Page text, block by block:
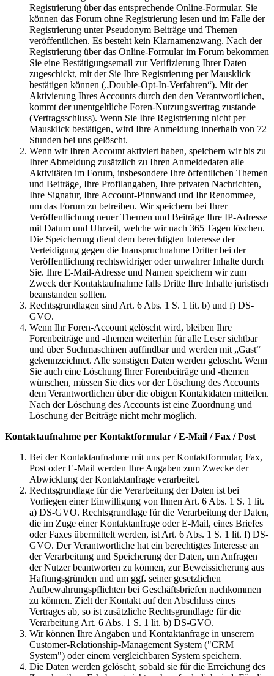
Registrierung über das entsprechende Online-Formular. Sie
können das Forum ohne Registrierung lesen und im Falle der
Registrierung unter Pseudonym Beiträge und Themen
veröffentlichen. Es besteht kein Klarnamenzwang. Nach der
Registrierung über das Online-Formular im Forum bekommen
Sie eine Bestätigungsemail zur Verifizierung Ihrer Daten
zugeschickt, mit der Sie Ihre Registrierung per Mausklick
bestätigen können („Double-Opt-In-Verfahren“). Mit der
Aktivierung Ihres Accounts durch den den Verantwortlichen,
kommt der unentgeltliche Foren-Nutzungsvertrag zustande
(Vertragsschluss). Wenn Sie Ihre Registrierung nicht per
Mausklick bestätigen, wird Ihre Anmeldung innerhalb von 72
Stunden bei uns gelöscht.
Wenn wir Ihren Account aktiviert haben, speichern wir bis zu
Ihrer Abmeldung zusätzlich zu Ihren Anmeldedaten alle
Aktivitäten im Forum, insbesondere Ihre öffentlichen Themen
und Beiträge, Ihre Profilangaben, Ihre privaten Nachrichten,
Ihre Signatur, Ihre Account-Pinnwand und Ihr Renommee,
um das Forum zu betreiben. Wir speichern bei Ihrer
Veröffentlichung neuer Themen und Beiträge Ihre IP-Adresse
mit Datum und Uhrzeit, welche wir nach 365 Tagen löschen.
Die Speicherung dient dem berechtigten Interesse der
Verteidigung gegen die Inanspruchnahme Dritter bei der
Veröffentlichung rechtswidriger oder unwahrer Inhalte durch
Sie. Ihre E-Mail-Adresse und Namen speichern wir zum
Zweck der Kontaktaufnahme falls Dritte Ihre Inhalte juristisch
beanstanden sollten.
Rechtsgrundlagen sind Art. 6 Abs. 1 S. 1 lit. b) und f) DS-
GVO.
Wenn Ihr Foren-Account gelöscht wird, bleiben Ihre
Forenbeiträge und -themen weiterhin für alle Leser sichtbar
und über Suchmaschinen auffindbar und werden mit „Gast“
gekennzeichnet. Alle sonstigen Daten werden gelöscht. Wenn
Sie auch eine Löschung Ihrer Forenbeiträge und -themen
wünschen, müssen Sie dies vor der Löschung des Accounts
dem Verantwortlichen über die obigen Kontaktdaten mitteilen.
Nach der Löschung des Accounts ist eine Zuordnung und
Löschung der Beiträge nicht mehr möglich.
Kontaktaufnahme per Kontaktformular / E-Mail / Fax / Post
Bei der Kontaktaufnahme mit uns per Kontaktformular, Fax,
Post oder E-Mail werden Ihre Angaben zum Zwecke der
Abwicklung der Kontaktanfrage verarbeitet.
Rechtsgrundlage für die Verarbeitung der Daten ist bei
Vorliegen einer Einwilligung von Ihnen Art. 6 Abs. 1 S. 1 lit.
a) DS-GVO. Rechtsgrundlage für die Verarbeitung der Daten,
die im Zuge einer Kontaktanfrage oder E-Mail, eines Briefes
oder Faxes übermittelt werden, ist Art. 6 Abs. 1 S. 1 lit. f) DS-
GVO. Der Verantwortliche hat ein berechtigtes Interesse an
der Verarbeitung und Speicherung der Daten, um Anfragen
der Nutzer beantworten zu können, zur Beweissicherung aus
Haftungsgründen und um ggf. seiner gesetzlichen
Aufbewahrungspflichten bei Geschäftsbriefen nachkommen
zu können. Zielt der Kontakt auf den Abschluss eines
Vertrages ab, so ist zusätzliche Rechtsgrundlage für die
Verarbeitung Art. 6 Abs. 1 S. 1 lit. b) DS-GVO.
Wir können Ihre Angaben und Kontaktanfrage in unserem
Customer-Relationship-Management System ("CRM
System") oder einem vergleichbaren System speichern.
Die Daten werden gelöscht, sobald sie für die Erreichung des